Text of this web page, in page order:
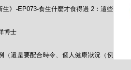
生》-EP073-食生什麼才食得過 2：這些
博士
（還是要配合時令、個人健康狀況（例